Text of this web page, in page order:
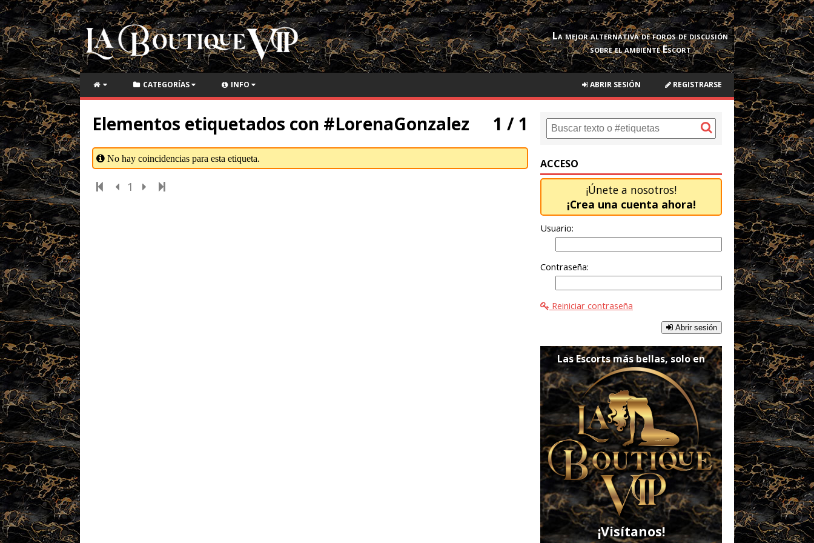
La mejor alternativa de foros de discusión
sobre el ambiente Escort
CATEGORÍAS INFO REGISTRARSE
ABRIR SESIÓN
1 / 1
Elementos etiquetados con #LorenaGonzalez
No hay coincidencias para esta etiqueta.
1
ACCESO
¡Únete a nosotros!
¡Crea una cuenta ahora!
Usuario:
Contraseña:
Reiniciar contraseña
Abrir sesión
Las Escorts más bellas, solo en
¡Visítanos!